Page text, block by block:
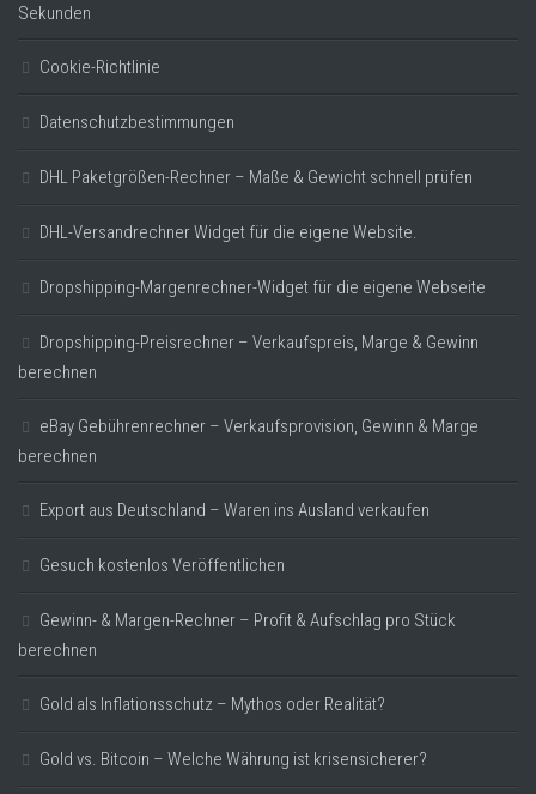
Sekunden
Cookie-Richtlinie
Datenschutzbestimmungen
DHL Paketgrößen-Rechner – Maße & Gewicht schnell prüfen
DHL-Versandrechner Widget für die eigene Website.
Dropshipping-Margenrechner-Widget für die eigene Webseite
Dropshipping-Preisrechner – Verkaufspreis, Marge & Gewinn
berechnen
eBay Gebührenrechner – Verkaufsprovision, Gewinn & Marge
berechnen
Export aus Deutschland – Waren ins Ausland verkaufen
Gesuch kostenlos Veröffentlichen
Gewinn- & Margen-Rechner – Profit & Aufschlag pro Stück
berechnen
Gold als Inflationsschutz – Mythos oder Realität?
Gold vs. Bitcoin – Welche Währung ist krisensicherer?